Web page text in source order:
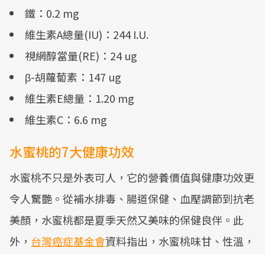
鐵：0.2 mg
維生素A總量(IU)：244 I.U.
視網醇當量(RE)：24 ug
β-胡蘿蔔素：147 ug
維生素E總量：1.20 mg
維生素C：6.6 mg
水蜜桃的7大健康功效
水蜜桃不只是外表可人，它的營養價值與健康功效更
令人驚艷。從補水排毒、腸道保健、血壓調節到抗老
美顏，水蜜桃都是夏季天然又美味的保健良伴。此
外， 台灣癌症基金會資料指出，水蜜桃味甘、性溫，